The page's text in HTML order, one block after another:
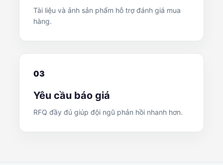
Tài liệu và ảnh sản phẩm hỗ trợ đánh giá mua
hàng.
03
Yêu cầu báo giá
RFQ đầy đủ giúp đội ngũ phản hồi nhanh hơn.